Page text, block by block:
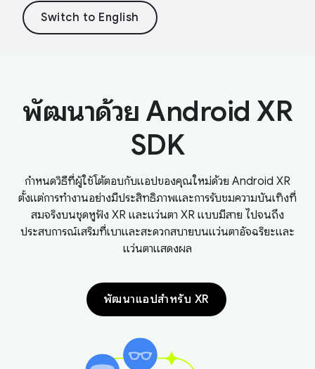
พัฒนาด้วย Android XR
SDK
กำหนดวิธีที่ผู้ใช้โต้ตอบกับแอปของคุณใหม่ด้วย Android XR
ตั้งแต่การทำงานอย่างมีประสิทธิภาพและการรับชมความบันเทิงที่
สมจริงบนชุดหูฟัง XR และแว่นตา XR แบบมีสาย ไปจนถึง
ประสบการณ์เสริมที่เบาและสะดวกสบายบนแว่นตาอัจฉริยะและ
แว่นตาแสดงผล
พัฒนาแอปสำหรับ XR